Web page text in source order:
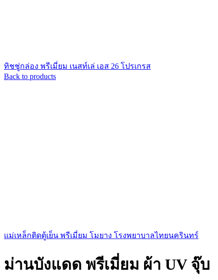
ทิชชู่กล่อง พรีเมี่ยม เนสท์เล่ เอส 26 โปรเกรส
Back to products
แม่เหล็กติดตู้เย็น พรีเมี่ยม โมยาง โรงพยาบาลไทยนครินทร์
ม่านบังแดด พรีเมี่ยม ผ้า UV จุ๊บ